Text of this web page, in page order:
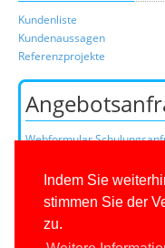
Indem Sie
stimmen Sie der
zu.
Kundenliste
Kundenaussagen
Referenzprojekte
Webformular
oder über unser
Telefon
0201/649590-0
E-Mail: